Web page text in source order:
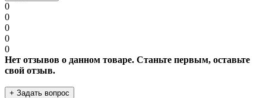
0
0
0
0
0
Нет отзывов о данном товаре. Станьте первым, оставьте
свой отзыв.
+ Задать вопрос